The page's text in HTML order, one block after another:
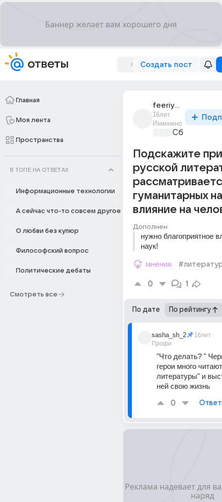
Создать пост
Главная
Моя лента
Пространства
В ТОПЕ НА ОТВЕТАХ
Информационные технологии
А сейчас что-то совсем другое
О любви без купюр
Философский вопрос
Политические дебаты
Смотреть все
feeriya_2
16лет
Изменено
Сборная
Подскажите
русской
гуманитарных
влияние на
Дополнен
нужно благоприятное
наук!
мнения
0 1
По дате По рейтингу
sasha_sh_2
Профи
16лет
"Что делать? "
герои много
литературы" и
ней свою жизнь
0